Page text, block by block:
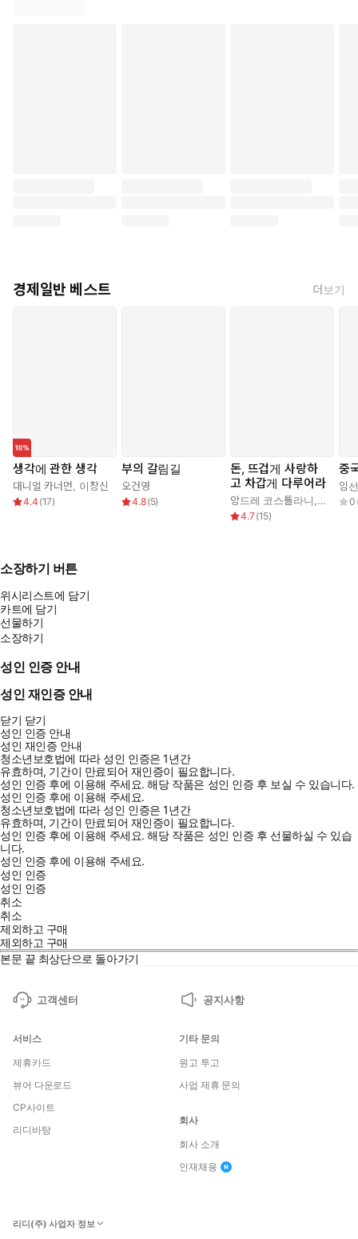
경제일반 베스트 더보기
생각에 관한 생각
대니얼 카너먼 이창신
4.4 (17)
부의 갈림길
오건영
4.8(5)
돈, 뜨겁게 사랑하
고 차갑게 다루어라
앙드레 코스톨라니 한윤진
4.7 (15)
중
임
0
소장하기 버튼
위시리스트에 담기
카트에 담기
선물하기
소장하기
성인 인증 안내
성인 재인증 안내
닫기 닫기
성인 인증 안내
성인 재인증 안내
청소년보호법에 따라 성인 인증은 1년간
유효하며, 기간이 만료되어 재인증이 필요합니다.
성인 인증 후에 이용해 주세요.해당 작품은 성인 인증 후 보실 수 있습니다.
성인 인증 후에 이용해 주세요.
청소년보호법에 따라 성인 인증은 1년간
유효하며, 기간이 만료되어 재인증이 필요합니다.
성인 인증 후에 이용해 주세요.해당 작품은 성인 인증 후 선물하실 수 있습
니다.
성인 인증 후에 이용해 주세요.
성인 인증
성인 인증
취소
취소
제외하고 구매
제외하고 구매
본문 끝 최상단으로 돌아가기
고객센터 공지사항
서비스
제휴카드
뷰어 다운로드
CP사이트
리디바탕
기타 문의
원고 투고
사업 제휴 문의
회사
회사 소개
인재채용
리디(주) 사업자 정보